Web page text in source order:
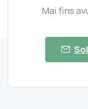
Mai fins